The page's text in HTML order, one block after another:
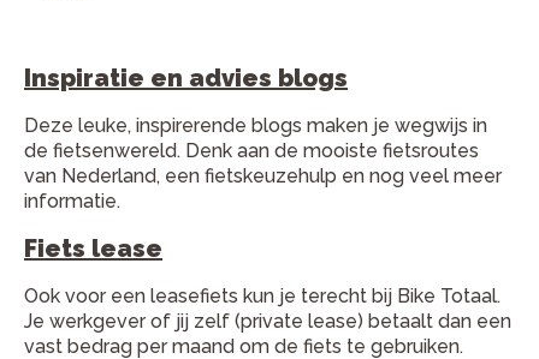
Inspiratie en advies blogs
Deze leuke, inspirerende blogs maken je wegwijs in
de fietsenwereld. Denk aan de mooiste fietsroutes
van Nederland, een fietskeuzehulp en nog veel meer
informatie.
Fiets lease
Ook voor een leasefiets kun je terecht bij Bike Totaal.
Je werkgever of jij zelf (private lease) betaalt dan een
vast bedrag per maand om de fiets te gebruiken.